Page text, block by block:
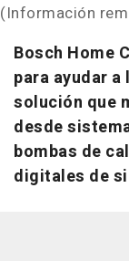
(Información
Bosch Home
para ayudar
solución que
desde
bombas de
digitales de